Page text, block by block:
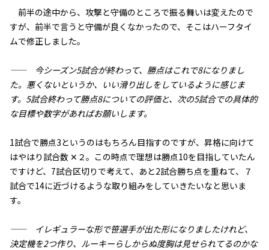
前半の途中から、攻撃と守備のところで振る舞いは変えたので
すが、前半で言うと守備が良くなかったので、そこはハーフタイ
ムで修正しました。
—— 今シーズン5試合が終わって、勝点はこれで8になりまし
た。悪くないというか、いい滑り出しをしているように感じま
す。5試合終わって勝点8についての評価と、次の5試合での具体的
な目標や数字があればお願いします。
1試合で勝点3というのはもちろん目指すのですが、昇格に向けて
はやはり試合数 ✕２。この時点で理想は勝点10を目指していたん
ですけど、7試合区切りで考えて、あと2試合勝ち点を重ねて、７
試合で14に近づけるような取り組みをしていきたいなと思いま
す。
—— イレギュラーな形で笹選手が出た形になりましたけれど、
決定機を2つ作り、ルーキーらしからぬ度胸は見せられてるのかな